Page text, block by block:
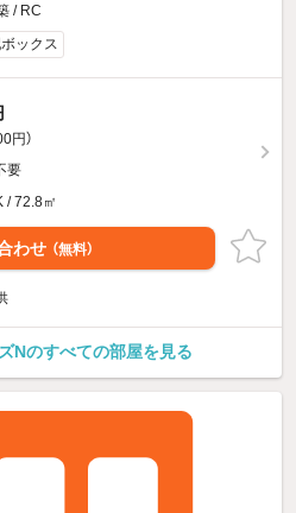
/ RC
ックス
円）
要
/ 72.8㎡
わせ （無料）
Nのすべての部屋を見る